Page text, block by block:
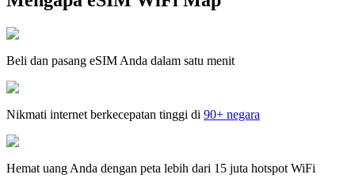
Beli dan pasang eSIM Anda dalam satu menit
Nikmati internet berkecepatan tinggi di 90+ negara
Hemat uang Anda dengan peta lebih dari 15 juta hotspot WiFi